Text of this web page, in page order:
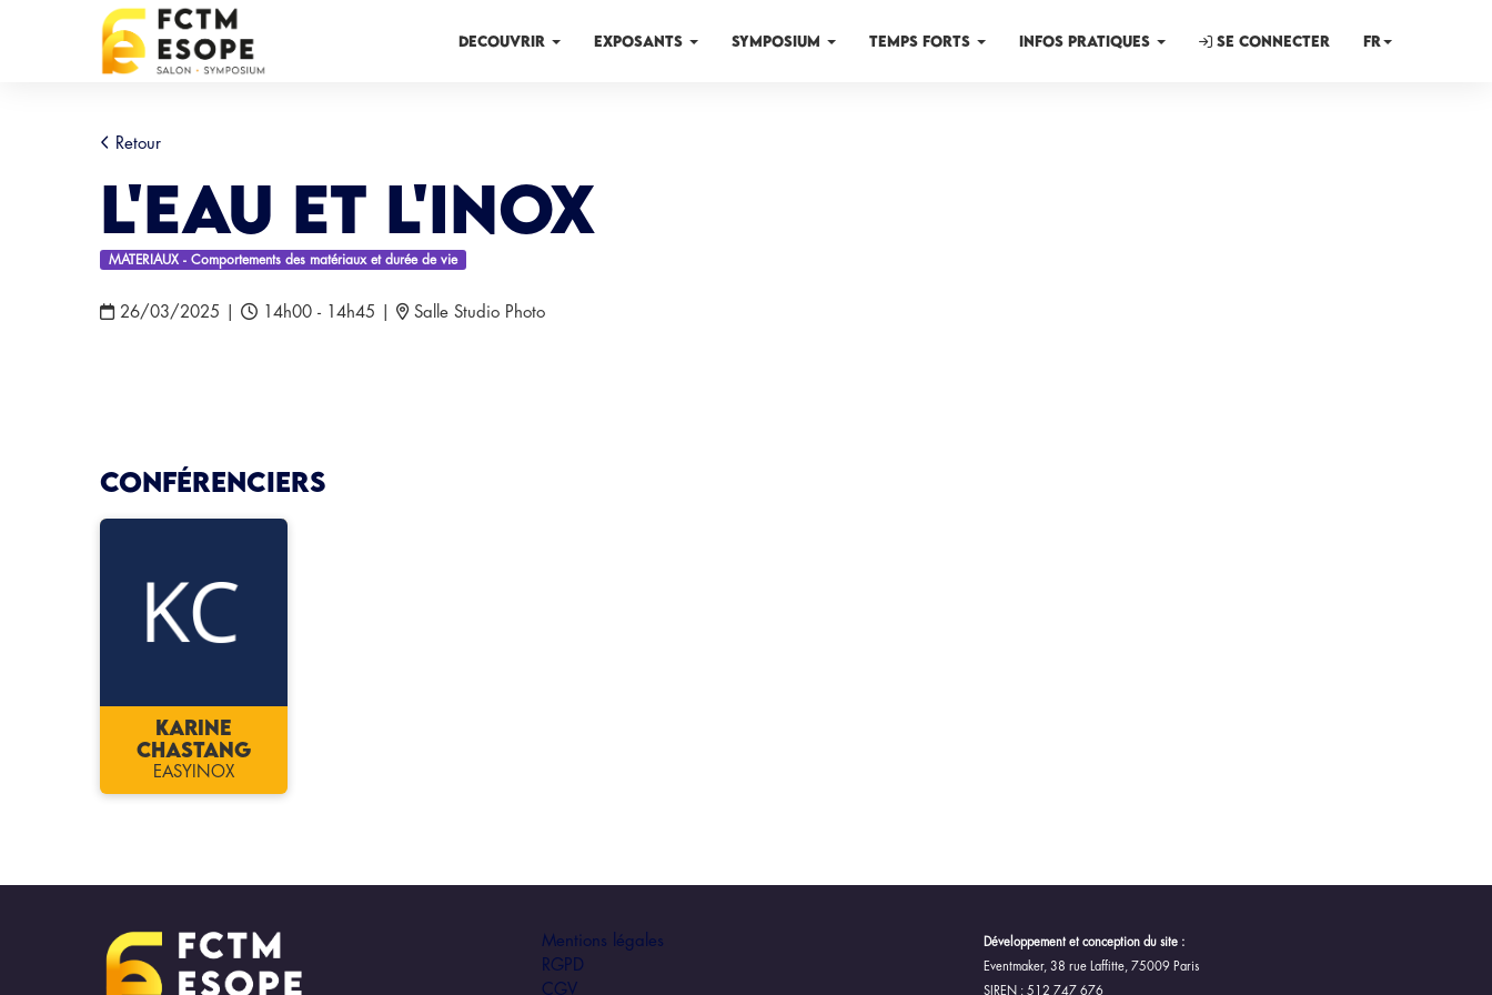
DECOUVRIR EXPOSANTS SYMPOSIUM TEMPS FORTS INFOS PRATIQUES Se connecter FR
Retour
L'Eau et l'Inox
MATERIAUX - Comportements des matériaux et durée de vie
26/03/2025 14h00 - 14h45 Salle Studio Photo
Conférenciers
Karine
CHASTANG
EASYINOX
Mentions légales
RGPD
CGV
Développement et conception du site :
Eventmaker, 38 rue Laffitte, 75009 Paris
SIREN : 512 747 676